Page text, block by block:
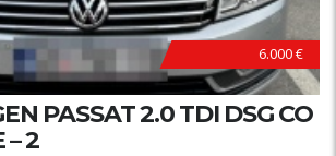
6.000 €
PASSAT 2.0 TDI DSG CO
– 2